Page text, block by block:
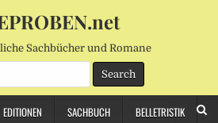
Sachbücher und Romane
EDITIONEN SACHBUCH BELLETRISTIK